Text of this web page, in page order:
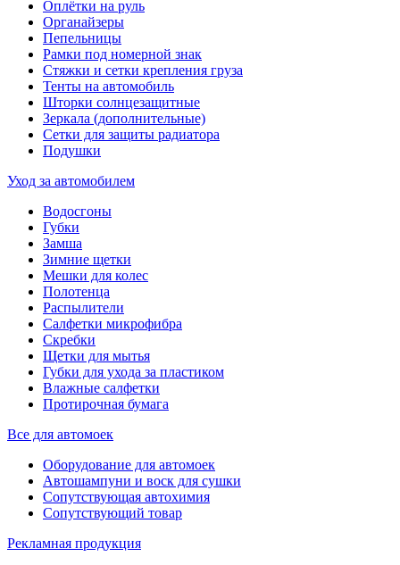
Оплётки на руль
Органайзеры
Пепельницы
Рамки под номерной знак
Стяжки и сетки крепления груза
Тенты на автомобиль
Шторки солнцезащитные
Зеркала (дополнительные)
Сетки для защиты радиатора
Подушки
Уход за автомобилем
Водосгоны
Губки
Замша
Зимние щетки
Мешки для колес
Полотенца
Распылители
Салфетки микрофибра
Скребки
Щетки для мытья
Губки для ухода за пластиком
Влажные салфетки
Протирочная бумага
Все для автомоек
Оборудование для автомоек
Автошампуни и воск для сушки
Сопутствующая автохимия
Сопутствующий товар
Рекламная продукция